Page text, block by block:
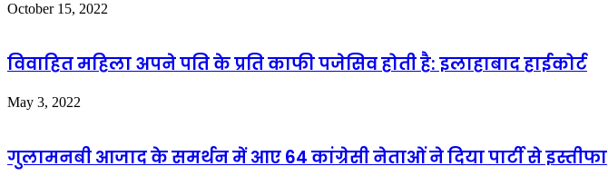
October 15, 2022
विवाहित महिला अपने पति के प्रति काफी पजेसिव होती है: इलाहाबाद हाईकोर्ट
May 3, 2022
गुलामनबी आजाद के समर्थन में आए 64 कांग्रेसी नेताओं ने दिया पार्टी से इस्तीफा